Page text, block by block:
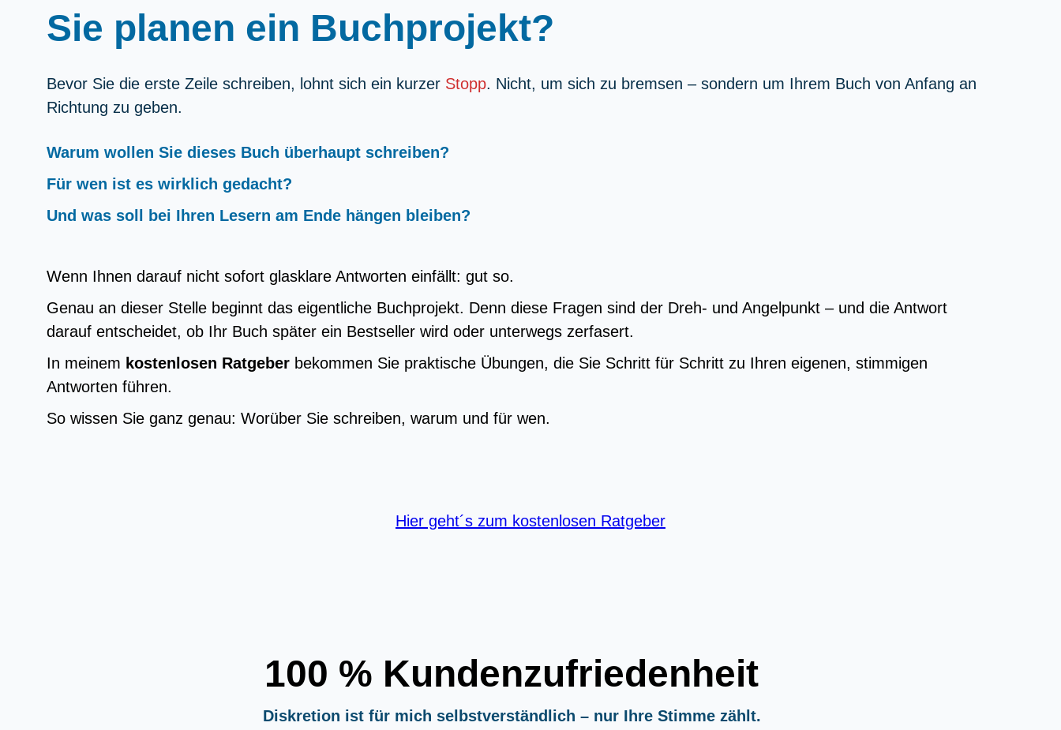
Sie planen ein Buchprojekt?
Bevor Sie die erste Zeile schreiben, lohnt sich ein kurzer Stopp. Nicht, um sich zu bremsen – sondern um Ihrem Buch von Anfang an
Richtung zu geben.
Warum wollen Sie dieses Buch überhaupt schreiben?
Für wen ist es wirklich gedacht?
Und was soll bei Ihren Lesern am Ende hängen bleiben?
Wenn Ihnen darauf nicht sofort glasklare Antworten einfällt: gut so.
Genau an dieser Stelle beginnt das eigentliche Buchprojekt. Denn diese Fragen sind der Dreh- und Angelpunkt – und die Antwort
darauf entscheidet, ob Ihr Buch später ein Bestseller wird oder unterwegs zerfasert.
In meinem kostenlosen Ratgeber bekommen Sie praktische Übungen, die Sie Schritt für Schritt zu Ihren eigenen, stimmigen
Antworten führen.
So wissen Sie ganz genau: Worüber Sie schreiben, warum und für wen.
Hier geht´s zum kostenlosen Ratgeber
100 % Kundenzufriedenheit
Diskretion ist für mich selbstverständlich – nur Ihre Stimme zählt.